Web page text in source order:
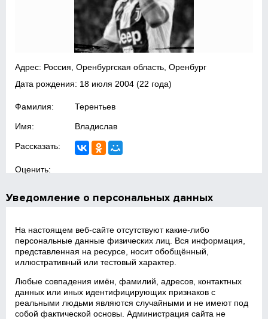
Адрес: Россия, Оренбургская область, Оренбург
Дата рождения: 18 июля 2004 (22 года)
Фамилия: Терентьев
Имя: Владислав
Рассказать:
Оценить:
Уведомление о персональных данных
На настоящем веб‑сайте отсутствуют какие‑либо
персональные данные физических лиц. Вся информация,
представленная на ресурсе, носит обобщённый,
иллюстративный или тестовый характер.
Любые совпадения имён, фамилий, адресов, контактных
данных или иных идентифицирующих признаков с
реальными людьми являются случайными и не имеют под
собой фактической основы. Администрация сайта не